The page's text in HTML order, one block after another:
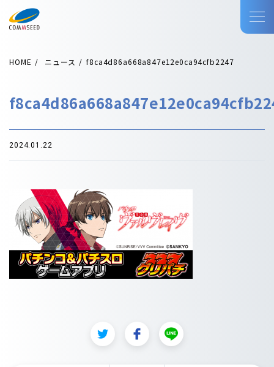
HOME ニュース f8ca4d86a668a847e12e0ca94cfb2247
2024.01.22